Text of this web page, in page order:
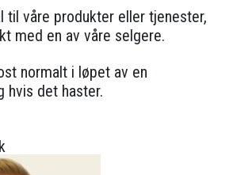
til våre produkter eller tjenester,
med en av våre selgere.
normalt i løpet av en
hvis det haster.